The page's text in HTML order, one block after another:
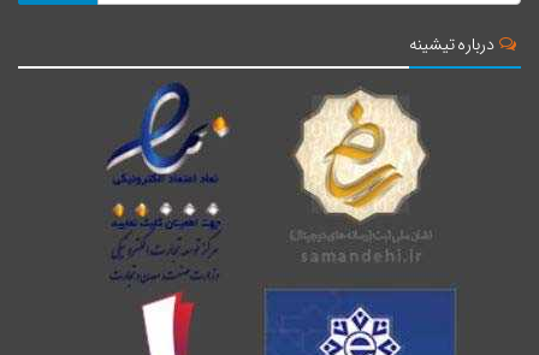
امامزاده سید محمود ( سید مح...
دریاچه برم الوان
درباره تیشینه